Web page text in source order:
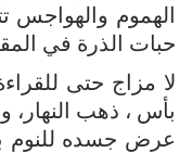
الهموم والهواجس
حبات الذرة في
لا مزاج حتى
بأس ، ذهب النهار،
عرض جسده للنوم